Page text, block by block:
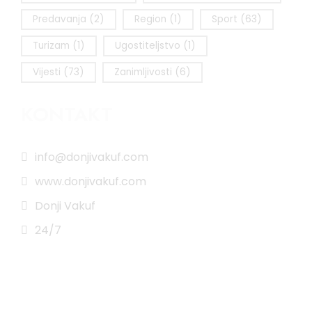
Predavanja (2) Region (1) Sport (63)
Turizam (1) Ugostiteljstvo (1)
Vijesti (73) Zanimljivosti (6)
info@donjivakuf.com
www.donjivakuf.com
Donji Vakuf
24/7